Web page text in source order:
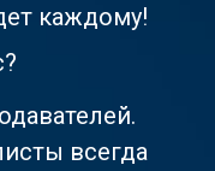
каждому!
всегда